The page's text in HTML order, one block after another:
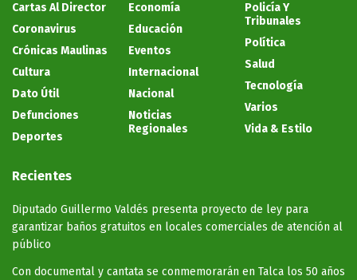
Cartas Al Director
Coronavirus
Crónicas Maulinas
Cultura
Dato Útil
Defunciones
Deportes
Economía
Educación
Eventos
Internacional
Nacional
Noticias
Regionales
Policía Y
Tribunales
Política
Salud
Tecnología
Varios
Vida & Estilo
Recientes
Diputado Guillermo Valdés presenta proyecto de ley para
garantizar baños gratuitos en locales comerciales de atención al
público
Con documental y cantata se conmemorarán en Talca los 50 años